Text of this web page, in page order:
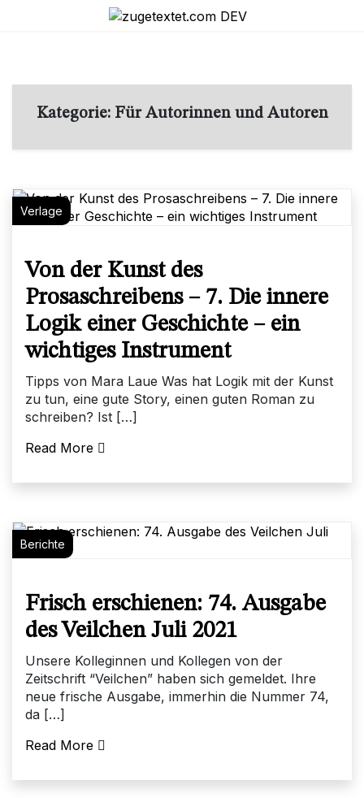
Kategorie: Für Autorinnen und Autoren
Verlage
Von der Kunst des
Prosaschreibens – 7. Die innere
Logik einer Geschichte – ein
wichtiges Instrument
Tipps von Mara Laue Was hat Logik mit der Kunst
zu tun, eine gute Story, einen guten Roman zu
schreiben? Ist […]
Read More
Berichte
Frisch erschienen: 74. Ausgabe
des Veilchen Juli 2021
Unsere Kolleginnen und Kollegen von der
Zeitschrift “Veilchen” haben sich gemeldet. Ihre
neue frische Ausgabe, immerhin die Nummer 74,
da […]
Read More